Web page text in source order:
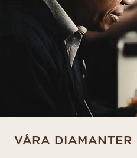
VÅRA DIAMANTER